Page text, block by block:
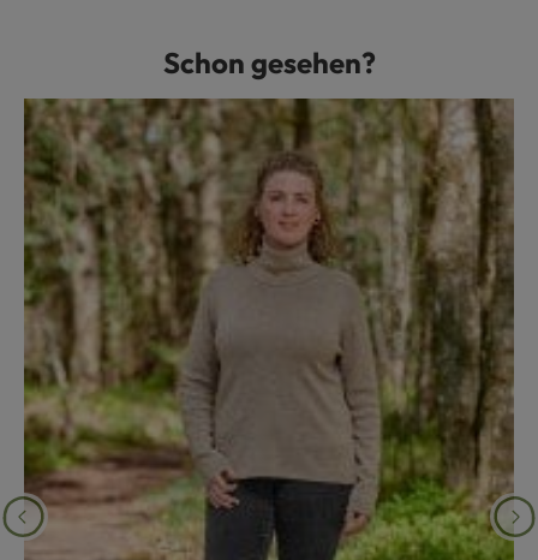
Produktgalerie überspringenSchon gesehen?